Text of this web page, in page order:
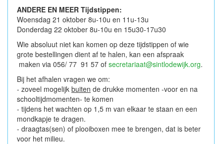
ANDERE EN MEER Tijdstippen:
Woensdag 21 oktober 8u-10u en 11u-13u
Donderdag 22 oktober 8u-10u en 15u30-17u30
Wie absoluut niet kan komen op deze tijdstippen of wie
grote bestellingen dient af te halen, kan een afspraak
maken via 056/ 77 91 57 of secretariaat@sintlodewijk.org.
Bij het afhalen vragen we om:
- zoveel mogelijk buiten de drukke momenten -voor en na
schooltijdmomenten- te komen
- tijdens het wachten op 1,5 m van elkaar te staan en een
mondkapje te dragen.
- draagtas(sen) of plooiboxen mee te brengen, dat is beter
voor het milieu.